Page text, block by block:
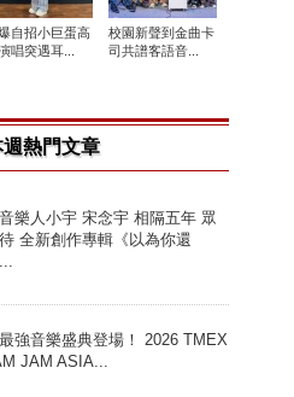
自招小巨蛋高
唱突遇耳...
校園新聲到金曲卡
司共譜客語音...
週熱門文章
樂人小宇 宋念宇 相隔五年 眾
全新創作專輯《以為你還
強音樂盛典登場！ 2026 TMEX
JAM ASIA...